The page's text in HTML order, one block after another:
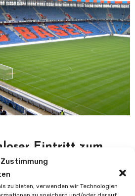
zu bieten, verwenden wir Technologien
zu speichern und/oder darauf
Eintritt zum
10. Oktober 2025